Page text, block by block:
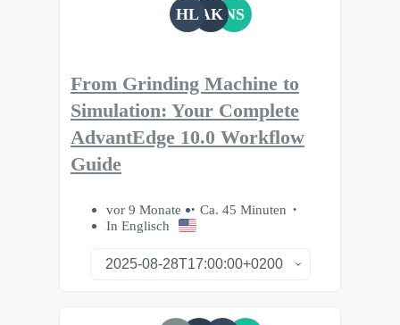
HLAK NS
From Grinding Machine to
Simulation: Your Complete
AdvantEdge 10.0 Workflow
Guide
vor 9 Monate
Ca. 45 Minuten
In Englisch